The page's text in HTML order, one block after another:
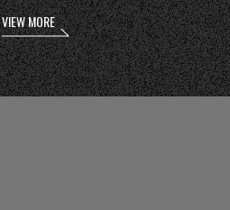
VIEW MORE